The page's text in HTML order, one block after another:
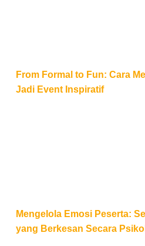
From Formal to Fun: Cara
Jadi Event Inspiratif
Mengelola Emosi Peserta:
yang Berkesan Secara